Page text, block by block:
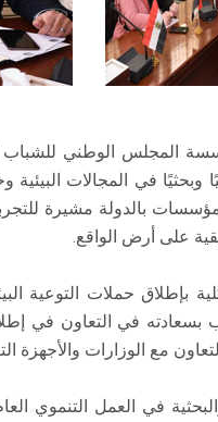
المجلس الوطني للشباب
في المجالات البيئية
بالدولة مشيرة
على أرض الواقع.
حملات التوعية
بسعادته في التعاون في
مع الوزارات والأجهزة
في العمل التنموي